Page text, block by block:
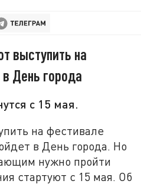
выступить на
День города
с 15 мая.
на фестивале
в День города. Но
нужно пройти
стартуют с 15 мая. Об